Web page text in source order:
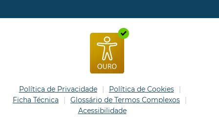
Política de Privacidade
Política de Cookies
Ficha Técnica
Glossário de Termos Complexos
Acessibilidade